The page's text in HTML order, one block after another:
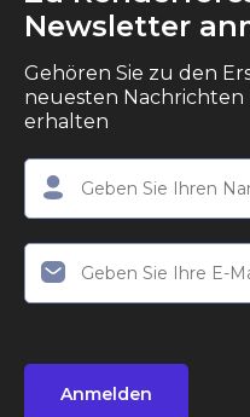
Newsletter
Gehören Sie zu den
neuesten
erhalten
Anmelden